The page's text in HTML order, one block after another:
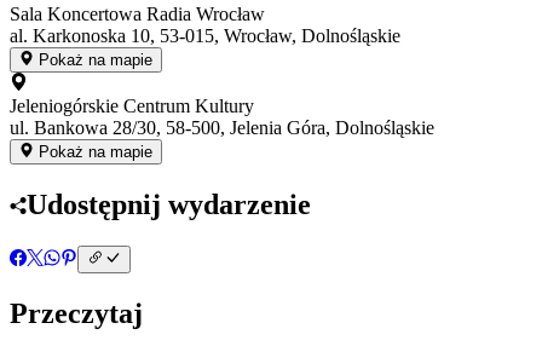
Sala Koncertowa Radia Wrocław
al. Karkonoska 10, 53-015, Wrocław, Dolnośląskie
Pokaż na mapie
Jeleniogórskie Centrum Kultury
ul. Bankowa 28/30, 58-500, Jelenia Góra, Dolnośląskie
Pokaż na mapie
Udostępnij wydarzenie
Przeczytaj